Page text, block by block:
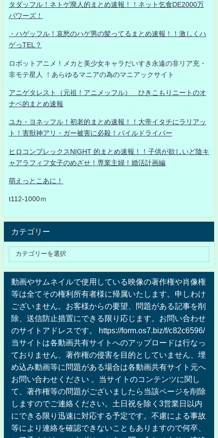
タダッフル！ネトゲ廃人的まとめ速報！！ネット乞食DE2000万
パワーズ！
・ハゲッフル！哀愁のハゲ男の髪ってるまとめ速報！！激しくハ
ゲっTEL？
ロボットアニメ！メカと美少女キャラだいすき永遠の非リア充・
非モテ星人 ！あらゆるマニアの為のマニアックサイト
アニゲタレスト（元祖！アニメッフル） ひきこもりニートのオ
ナベ的まとめ速報
ユカ・ヨネッフル！初老的まとめ速報！！大帝イタチにラリアッ
ト！害獣神アリ・ガー被害に必殺！パイルドライバー
ヒロコンプレックスNIGHT 的まとめ速報！！子供が欲しいど陰キ
ャアラフィフ女子のめざせ！専業主婦！婚活計画編
萌えっとこあに！
t112-1000ｍ
カテゴリー
動画やサムネイルで使用している映像の著作権や肖像権
等は全てその権利所有者様に帰属いたします。申しわけ
ございません。お客様からの要望、問題がある記事を削
除、送信防止措置にできる限り応じます。お問い合わせ
のサイトアドレスです。 https://form.os7.biz/f/c82c6596/
当サイトは各動画共有サイトへのアップロードは行なっ
ておりません、著作権の侵害を目的としていません、埋
め込み動画等に問題がある場合は各動画共有サイト元へ
お問い合わせください 。当サイトのコンテンツに関し
て、著作権等の問題がございましたら当該ページを削除
しますのでご連絡ください。土日祝を除く3営業日以内
にできる限り迅速に対応する予定です。不慮による事故
等により連絡を確認できないこともありますので何卒、